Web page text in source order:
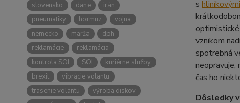
slovensko
dane
irán
pneumatiky
hormuz
vojna
nemecko
marža
dph
reklamácie
reklamácia
kontrola SOI
SOI
kuriérne služby
brexit
vibrácie volantu
trasenie volantu
výroba diskov
s
vznikom
spotrebná
neopravuje,
čas ho
Dôsledky